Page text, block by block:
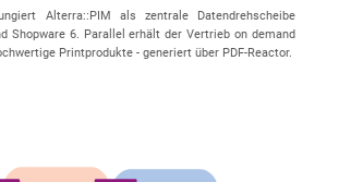
Alterra::PIM als zentrale Datendrehscheibe
Shopware 6. Parallel erhält der Vertrieb on demand
Printprodukte - generiert über PDF-Reactor.